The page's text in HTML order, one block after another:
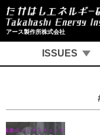
アース製作所株式会社
ISSUES